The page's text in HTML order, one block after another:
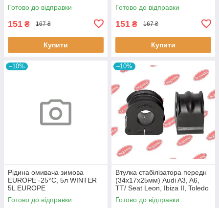
Готово до відправки
151 ₴ 167 ₴
Купити
Готово до відправки
151 ₴ 167 ₴
Купити
–10%
Рідина омивача зимова
EUROPE -25°C, 5л WINTER
5L EUROPE
Готово до відправки
–10%
Втулка стабілізатора передн
(34х17х25мм) Audi A3, A6,
TT/ Seat Leon, Ibiza II, Toledo
II (BC0226) BCGUMA BC0226
BC GUMA
Готово до відправки